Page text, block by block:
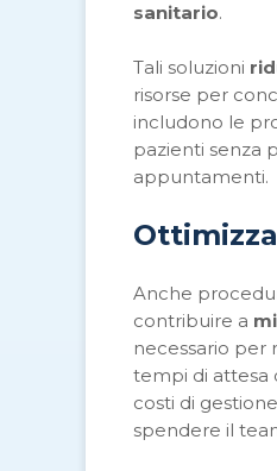
sanitario.
Tali soluzioni
risorse per
includono le
pazienti senza
appuntamenti.
Ottimizza
Anche
contribuire a
necessario per
tempi di attesa
costi di
spendere il